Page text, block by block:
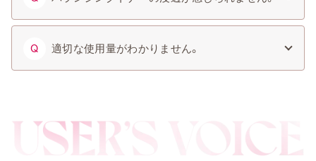
Q 適切な使用量がわかりません。